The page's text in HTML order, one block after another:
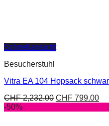
Schnellansicht
Besucherstuhl
Vitra EA 104 Hopsack
CHF2,232.00 CHF 799.00
-50%